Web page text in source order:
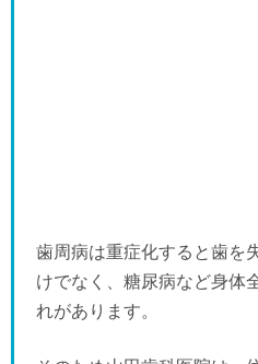
歯周病は重症化すると歯を
けでなく、糖尿病など身体
れがあります。